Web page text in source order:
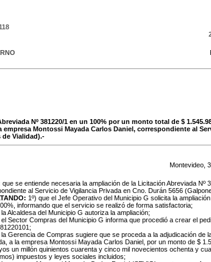
Nº 381220/1 en un 100% por un monto total de $
Montossi Mayada Carlos Daniel, correspondiente al
de Vialidad).-
Montevideo,
que se entiende necesaria la ampliación de la Licitación Abreviada Nº
al Servicio de Vigilancia Privada en Cno. Durán 5656
1º) que el Jefe Operativo del Municipio G solicita la ampliación
informando que el servicio se realizó de forma satisfactoria;
la Alcaldesa del Municipio G autoriza la ampliación;
el Sector Compras del Municipio G informa que procedió a crear el
la Gerencia de Compras sugiere que se proceda a la adjudicación de
a la empresa Montossi Mayada Carlos Daniel, por un monto de $
un millón quinientos cuarenta y cinco mil novecientos ochenta y
impuestos y leyes sociales incluidos;